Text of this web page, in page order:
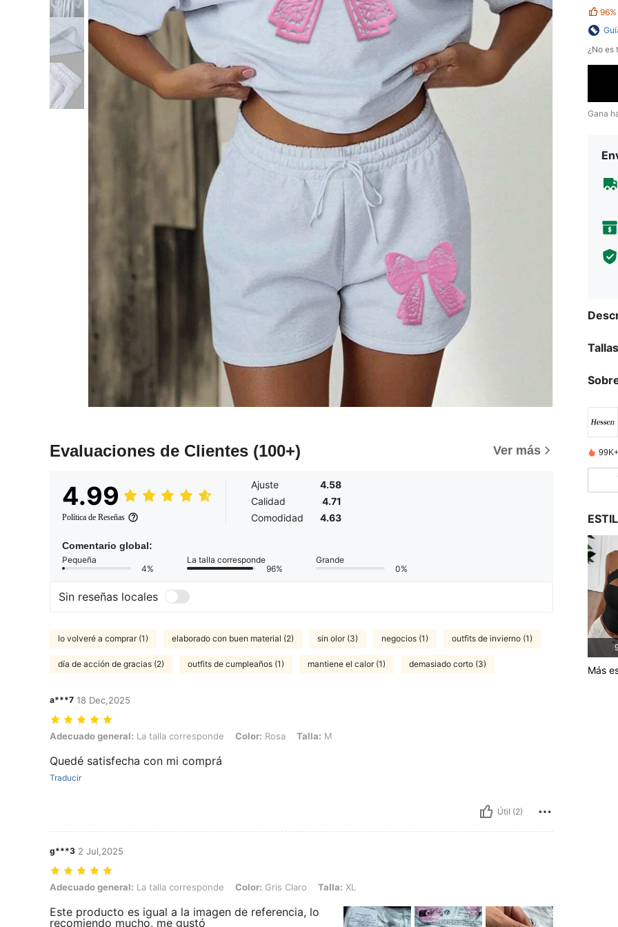
Evaluaciones de Clientes (100+) Ver más
4.99
Política de Reseñas
Ajuste
4.58
Calidad
4.71
Comodidad
4.63
Comentario global:
Pequeña
4%
La talla corresponde
96%
Grande
0%
Sin reseñas locales
lo volveré a comprar (1) elaborado con buen material (2) sin olor (3) negocios (1) outfits de invierno (1)
día de acción de gracias (2) outfits de cumpleaños (1) mantiene el calor (1) demasiado corto (3)
a***7 18 Dec,2025
Adecuado general: La talla corresponde, Color: Rosa, Talla: M
Adecuado general: La talla corresponde Color: Rosa Talla: M
Quedé satisfecha con mi comprá
Traducir
Útil (2)
g***3 2 Jul,2025
Adecuado general: La talla corresponde, Color: Gris Claro, Talla: XL
Adecuado general: La talla corresponde Color: Gris Claro Talla: XL
Este producto es igual a la imagen de referencia, lo
recomiendo mucho, me gustó
96%
¿No es
Gana
Más